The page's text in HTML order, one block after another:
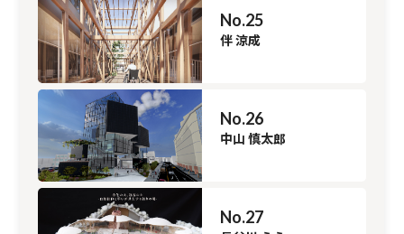
No.25
伴 涼成
No.26
中山 慎太郎
No.27